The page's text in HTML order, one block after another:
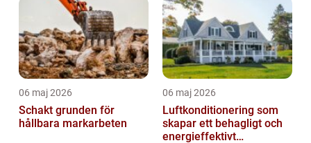
06 maj 2026
Schakt grunden för
hållbara markarbeten
06 maj 2026
Luftkonditionering som
skapar ett behagligt och
energieffektivt